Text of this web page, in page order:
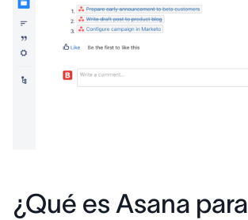
¿Qué es Asana para